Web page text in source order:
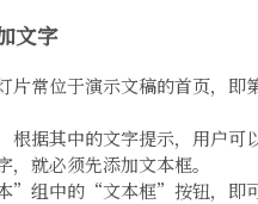
文字
片常位于演示文稿的首页，
根据其中的文字提示，用户可
就必须先添加文本框。
组中的“文本框”按钮，即可